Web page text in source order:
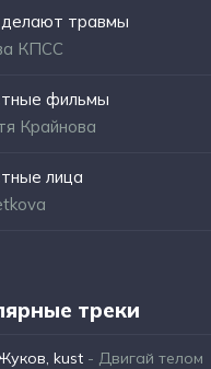
травмы
КПСС
фильмы
Крайнова
лица
треки
kust - Двигай телом